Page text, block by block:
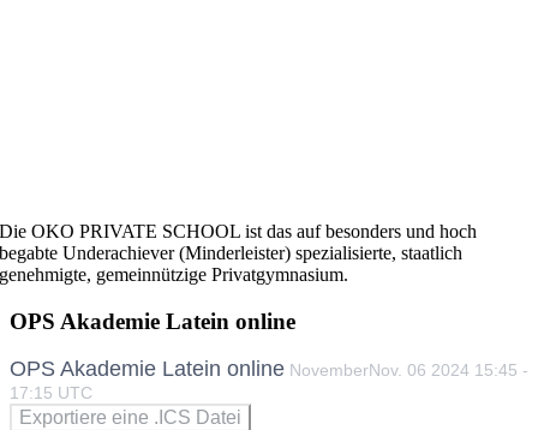
Die OKO PRIVATE SCHOOL ist das auf besonders und hoch
begabte Underachiever (Minderleister) spezialisierte, staatlich
genehmigte, gemeinnützige Privatgymnasium.
OPS Akademie Latein online
OPS Akademie Latein online NovemberNov. 06 2024 15:45 -
17:15 UTC
Exportiere eine .ICS Datei